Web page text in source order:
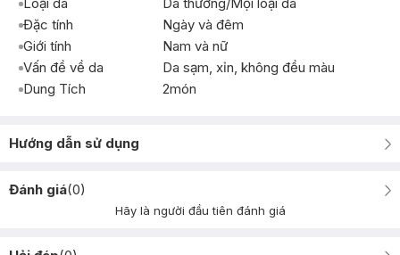
Đặc tính
Ngày và đêm
Giới tính
Nam và nữ
Vấn đề về da
Da sạm, xỉn, không đều màu
Dung Tích
2món
Hướng dẫn sử dụng
Đánh giá(0)
Hãy là người đầu tiên đánh giá